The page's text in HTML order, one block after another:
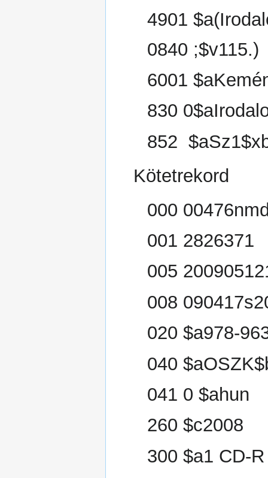
4901
0840 ;$v115.)
6001
830
852
Kötetrekord
000
001 2826371
005
008
020 $a978-
040
041 0 $ahun
260 $c2008
300 $a1 CD-R